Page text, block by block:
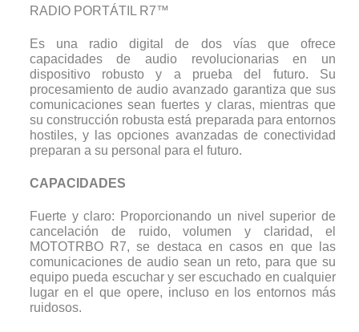
RADIO PORTÁTIL R7™
Es una radio digital de dos vías que ofrece
capacidades de audio revolucionarias en un
dispositivo robusto y a prueba del futuro. Su
procesamiento de audio avanzado garantiza que sus
comunicaciones sean fuertes y claras, mientras que
su construcción robusta está preparada para entornos
hostiles, y las opciones avanzadas de conectividad
preparan a su personal para el futuro.
CAPACIDADES
Fuerte y claro: Proporcionando un nivel superior de
cancelación de ruido, volumen y claridad, el
MOTOTRBO R7, se destaca en casos en que las
comunicaciones de audio sean un reto, para que su
equipo pueda escuchar y ser escuchado en cualquier
lugar en el que opere, incluso en los entornos más
ruidosos.